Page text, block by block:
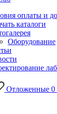
оплаты и
каталоги
Оборудование
Отложенные 0